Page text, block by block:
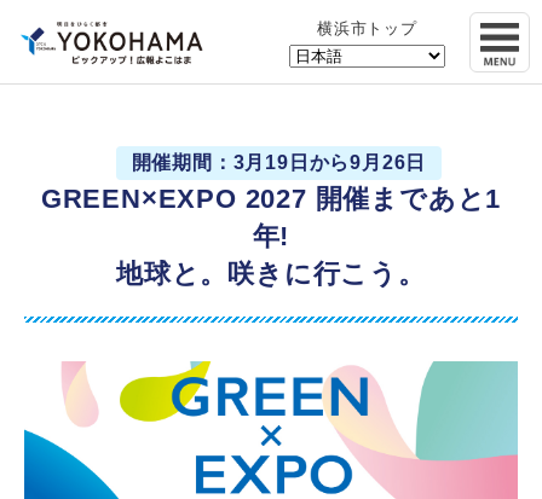
横浜市トップ
開催期間：3月19日から9月26日
GREEN×EXPO 2027 開催まであと1
年!
地球と。咲きに行こう。